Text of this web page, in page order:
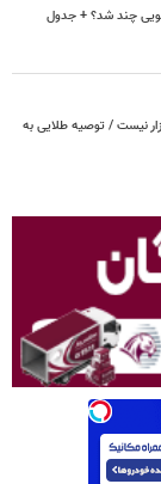
نیست / توصیه طلایی به